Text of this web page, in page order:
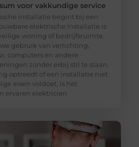
voor vakkundige service
installatie begint bij een
elektrische installatie is
woning of bedrijfsruimte.
gebruik van verlichting,
computers en andere
zonder erbij stil te staan.
optreedt of een installatie niet
eisen voldoet, is het
ervaren elektricien